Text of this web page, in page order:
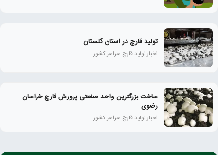
تولید قارچ در استان گلستان
اخبار تولید قارچ سراسر کشور
ساخت بزرگترین واحد صنعتی پرورش قارچ خراسان
رضوی
اخبار تولید قارچ سراسر کشور